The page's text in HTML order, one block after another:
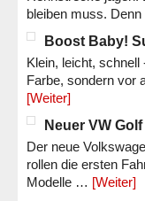
bleiben muss.
Boost Baby!
Klein, leicht,
Farbe, sondern vor
[Weiter]
Neuer VW
Der neue
rollen die ersten
Modelle … [Weiter]